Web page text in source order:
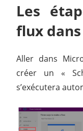
Les
flux
Aller dans
créer un «
s’exécutera